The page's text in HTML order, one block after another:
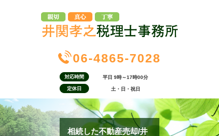
06-4865-7028
対応時間 平日 9時～17時00分
定休日 土・日・祝日
相続した不動産売却/井